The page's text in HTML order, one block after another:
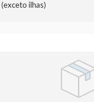
ilhas)